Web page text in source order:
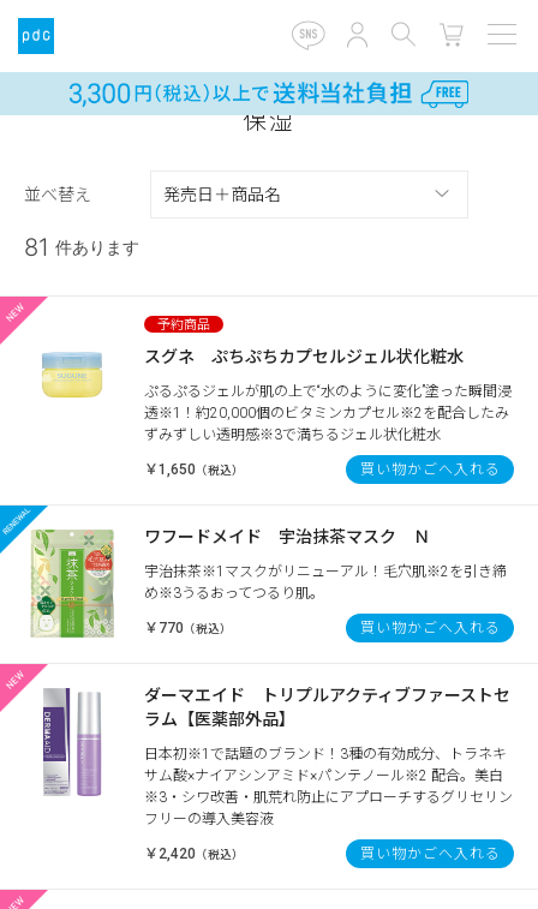
保湿
並べ替え
81 件あります
スグネ ぷちぷちカプセルジェル状化粧水
ぷるぷるジェルが肌の上で“水のように変化”塗った瞬間浸
透※1！約20,000個のビタミンカプセル※2を配合したみ
ずみずしい透明感※3で満ちるジェル状化粧水
￥1,650 （税込） 買い物かごへ入れる
ワフードメイド 宇治抹茶マスク Ｎ
宇治抹茶※1マスクがリニューアル！毛穴肌※2を引き締
め※3うるおってつるり肌。
￥770 （税込） 買い物かごへ入れる
ダーマエイド トリプルアクティブファーストセ
ラム【医薬部外品】
日本初※1で話題のブランド！3種の有効成分、トラネキ
サム酸×ナイアシンアミド×パンテノール※2 配合。美白
※3・シワ改善・肌荒れ防止にアプローチするグリセリン
フリーの導入美容液
￥2,420 （税込） 買い物かごへ入れる